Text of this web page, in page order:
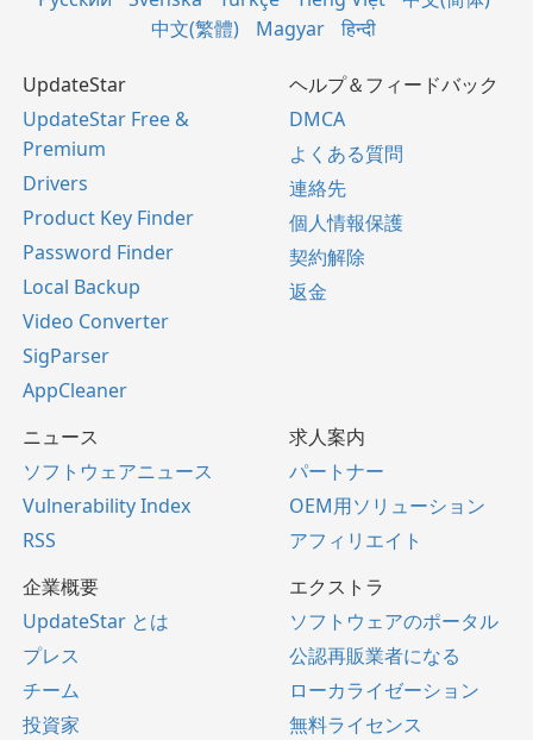
中文(繁體)
Magyar हिन्दी
UpdateStar
UpdateStar Free &
Premium
Drivers
Product Key Finder
Password Finder
Local Backup
Video Converter
SigParser
AppCleaner
ヘルプ＆フィードバック
DMCA
よくある質問
連絡先
個人情報保護
契約解除
返金
ニュース
ソフトウェアニュース
Vulnerability Index
RSS
求人案内
パートナー
OEM用ソリューション
アフィリエイト
企業概要
UpdateStar とは
プレス
チーム
投資家
エクストラ
ソフトウェアのポータル
公認再販業者になる
ローカライゼーション
無料ライセンス